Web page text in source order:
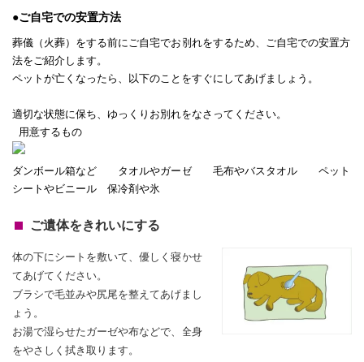
●ご自宅での安置方法
葬儀（火葬）をする前にご自宅でお別れをするため、ご自宅での安置方
法をご紹介します。
ペットが亡くなったら、以下のことをすぐにしてあげましょう。
適切な状態に保ち、ゆっくりお別れをなさってください。
用意するもの
ダンボール箱など タオルやガーゼ 毛布やバスタオル ペット
シートやビニール 保冷剤や氷
ご遺体をきれいにする
体の下にシートを敷いて、優しく寝かせ
てあげてください。
ブラシで毛並みや尻尾を整えてあげまし
ょう。
お湯で湿らせたガーゼや布などで、全身
をやさしく拭き取ります。